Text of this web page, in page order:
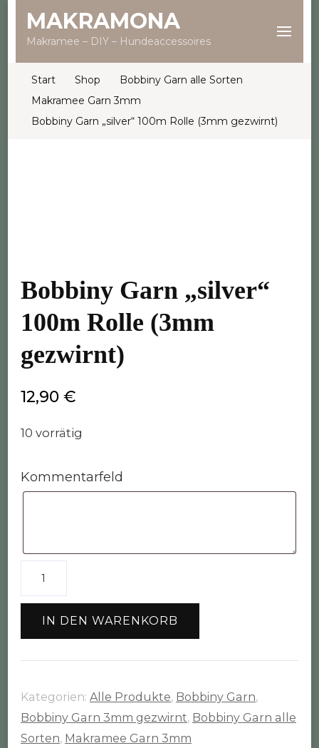
MAKRAMONA
Makramee – DIY – Hundeaccessoires
Start Shop
Bobbiny Garn alle Sorten
Makramee Garn 3mm
Bobbiny Garn „silver“ 100m Rolle (3mm gezwirnt)
Bobbiny Garn „silver“
100m Rolle (3mm
gezwirnt)
12,90 €
10 vorrätig
Kommentarfeld
gezwirnt)
Menge
IN DEN WARENKORB
Kategorien: Alle Produkte, Bobbiny Garn,
Bobbiny Garn 3mm gezwirnt, Bobbiny Garn alle
Sorten, Makramee Garn 3mm